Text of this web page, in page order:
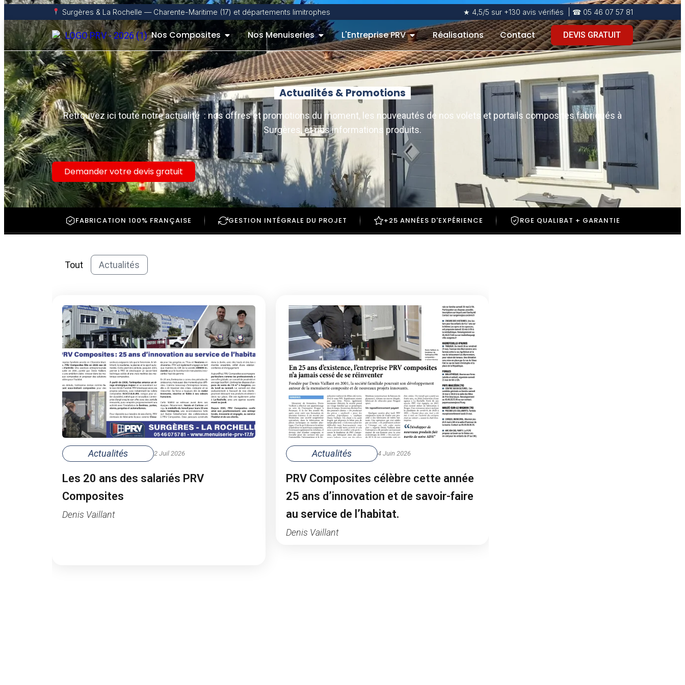
Surgères & La Rochelle — Charente-Maritime (17) et départements limitrophes ★ 4,5/5 sur +130 avis vérifiés | ☎ 05 46 07 57 81
Nos Composites Nos Menuiseries L'Entreprise PRV Réalisations Contact DEVIS GRATUIT
Actualités & Promotions
Retrouvez ici toute notre actualité : nos offres et promotions du moment, les nouveautés de nos volets et portails composites fabriqués à
Surgères, et nos informations produits.
Demander votre devis gratuit
FABRICATION 100% FRANÇAISE GESTION INTÉGRALE DU PROJET +25 ANNÉES D'EXPÉRIENCE RGE QUALIBAT + GARANTIE
Actualités
Tout
Actualités 2 Juil 2026
Les 20 ans des salariés PRV
Composites
Denis Vaillant
Actualités 4 Juin 2026
PRV Composites célèbre cette année
25 ans d’innovation et de savoir-faire
au service de l’habitat.
Denis Vaillant